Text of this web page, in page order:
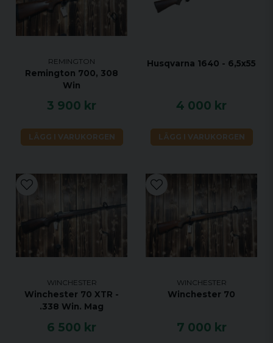
REMINGTON
Remington 700, 308
Win
3 900 kr
LÄGG I VARUKORGEN
Husqvarna 1640 - 6,5x55
4 000 kr
LÄGG I VARUKORGEN
WINCHESTER
Winchester 70 XTR -
.338 Win. Mag
6 500 kr
WINCHESTER
Winchester 70
7 000 kr